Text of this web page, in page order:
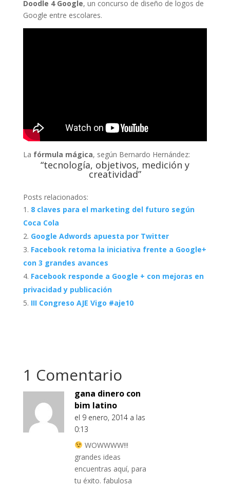
Doodle 4 Google, un concurso de diseño de logos de
Google entre escolares.
La fórmula mágica, según Bernardo Hernández:
“tecnología, objetivos, medición y
creatividad”
Posts relacionados:
8 claves para el marketing del futuro según
Coca Cola
Google Adwords apuesta por Twitter
Facebook retoma la iniciativa frente a Google+
con 3 grandes avances
Facebook responde a Google + con mejoras en
privacidad y publicación
III Congreso AJE Vigo #aje10
1 Comentario
gana dinero con
bim latino
el 9 enero, 2014 a las
0:13
WOWWWW!!!
grandes ideas
encuentras aquí, para
tu éxito. fabulosa